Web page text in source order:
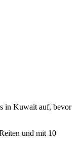
in Kuwait auf, bevor
und mit 10